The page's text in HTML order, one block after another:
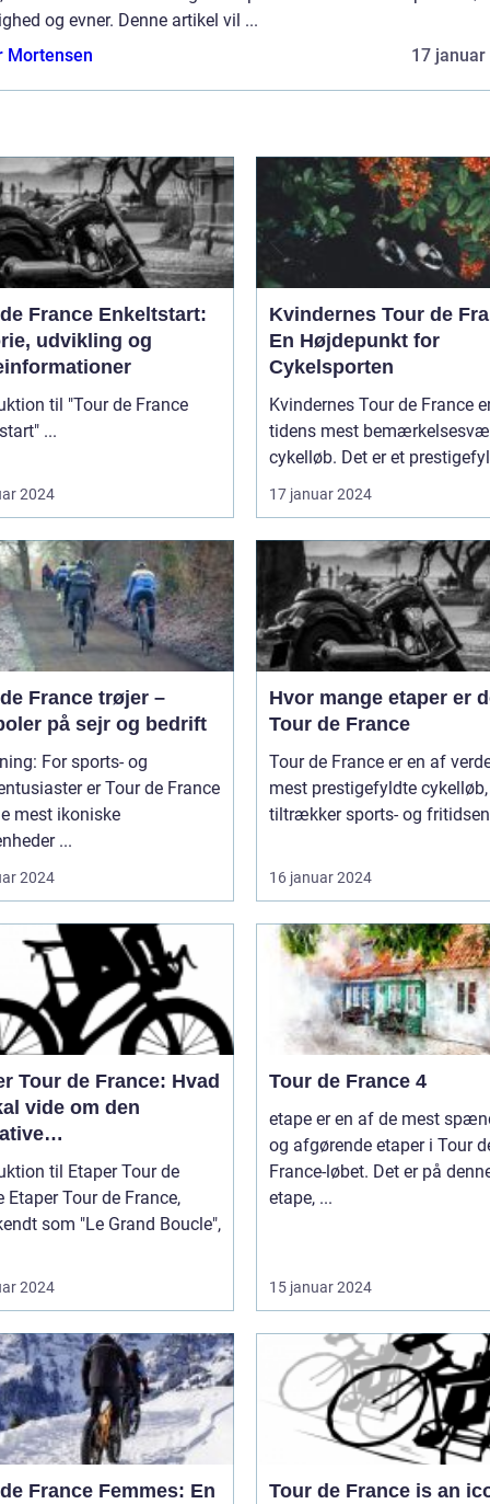
og evner. Denne artikel vil ...
Mortensen
17 januar
France Enkeltstart:
udvikling og
til "Tour de France
Enkeltstart" ...
2024
Kvindernes Tour de
En Højdepunkt for
Cykelsporten
Kvindernes Tour de France
tidens mest
cykelløb. Det er et
17 januar 2024
France trøjer –
på sejr og bedrift
For sports- og
er Tour de France
mest ikoniske
...
2024
Hvor mange etaper er
Tour de France
Tour de France er en af
mest prestigefyldte
tiltrækker sports- og
16 januar 2024
Tour de France: Hvad
vide om den
til Etaper Tour de
som "Le Grand Boucle",
2024
Tour de France 4
etape er en af de mest
og afgørende etaper i Tour
France-løbet. Det er på
etape, ...
15 januar 2024
France Femmes: En
Tour de France is an